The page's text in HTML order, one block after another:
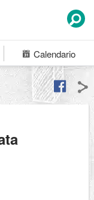
Calendario